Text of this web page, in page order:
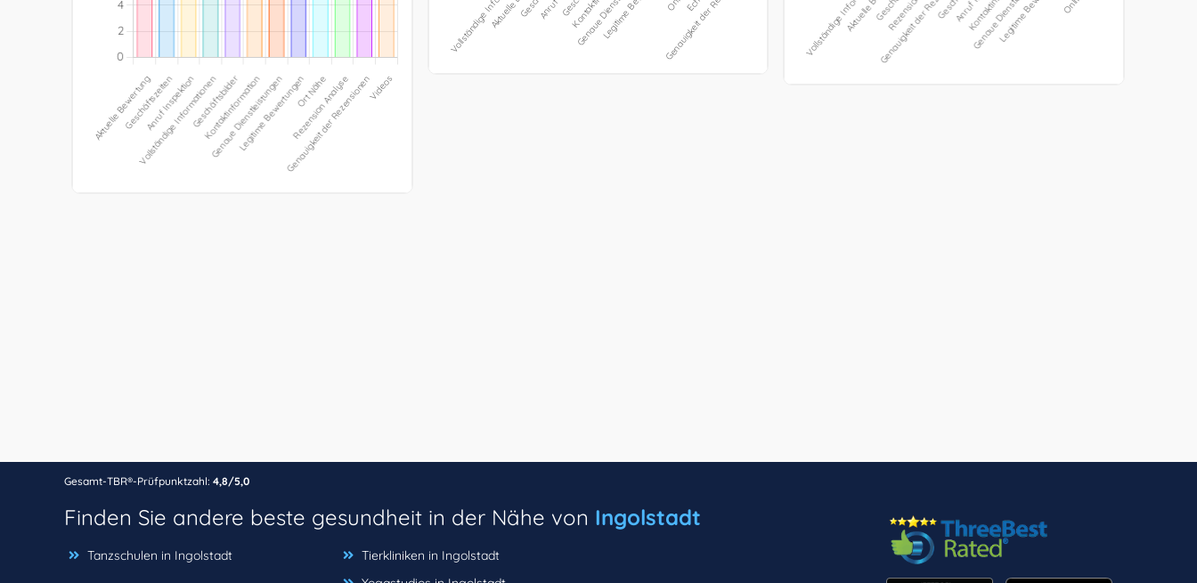
Gesamt-TBR®-Prüfpunktzahl: 4,8/5,0
Finden Sie andere beste gesundheit in der Nähe von Ingolstadt
Tanzschulen in Ingolstadt
Tierkliniken in Ingolstadt